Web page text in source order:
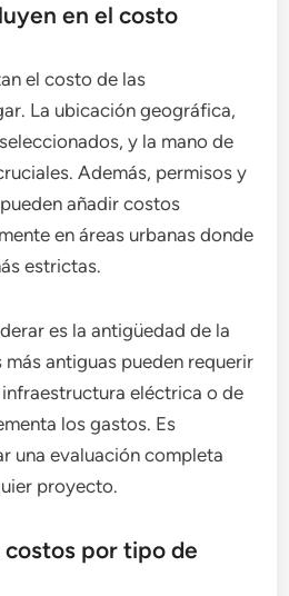
en el costo
el costo de las
La ubicación geográfica,
y la mano de
Además, permisos y
añadir costos
en áreas urbanas donde
estrictas.
es la antigüedad de la
antiguas pueden requerir
eléctrica o de
los gastos. Es
una evaluación completa
proyecto.
por tipo de